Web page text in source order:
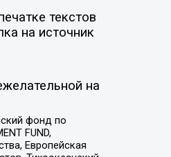
текстов
на источник
на
фонд по
FUND,
Европейская